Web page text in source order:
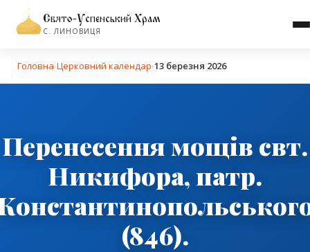
Свято-Успенський Храм
С. ЛИНОВИЦЯ
Головна›Церковний календар›13 березня 2026
Перенесення мощів свт.
Никифора, патр.
(846).